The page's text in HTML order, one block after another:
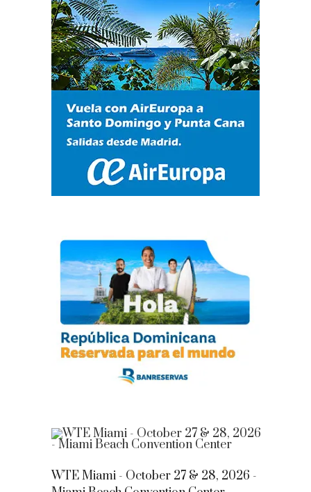
WTE Miami - October 27 & 28, 2026 -